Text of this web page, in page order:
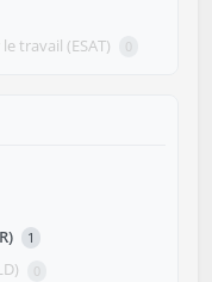
travail (ESAT) 0
1
0